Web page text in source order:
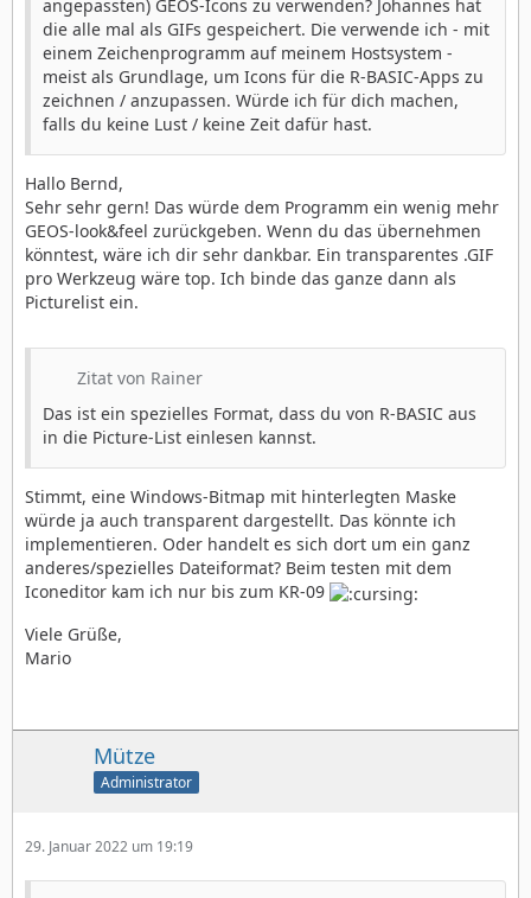
angepassten) GEOS-Icons zu verwenden? Johannes hat
die alle mal als GIFs gespeichert. Die verwende ich - mit
einem Zeichenprogramm auf meinem Hostsystem -
meist als Grundlage, um Icons für die R-BASIC-Apps zu
zeichnen / anzupassen. Würde ich für dich machen,
falls du keine Lust / keine Zeit dafür hast.
Hallo Bernd,
Sehr sehr gern! Das würde dem Programm ein wenig mehr
GEOS-look&feel zurückgeben. Wenn du das übernehmen
könntest, wäre ich dir sehr dankbar. Ein transparentes .GIF
pro Werkzeug wäre top. Ich binde das ganze dann als
Picturelist ein.
Zitat von Rainer
Das ist ein spezielles Format, dass du von R-BASIC aus
in die Picture-List einlesen kannst.
Stimmt, eine Windows-Bitmap mit hinterlegten Maske
würde ja auch transparent dargestellt. Das könnte ich
implementieren. Oder handelt es sich dort um ein ganz
anderes/spezielles Dateiformat? Beim testen mit dem
Iconeditor kam ich nur bis zum KR-09
Viele Grüße,
Mario
Mütze
Administrator
29. Januar 2022 um 19:19